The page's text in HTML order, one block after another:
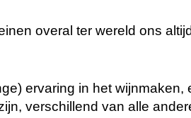
overal ter wereld ons
ervaring in het wijnmaken,
verschillend van alle